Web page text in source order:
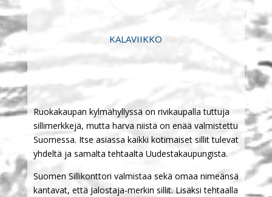
KALAVIIKKO
Ruokakaupan kylmähyllyssä on rivikaupalla tuttuja
sillimerkkejä, mutta harva niistä on enää valmistettu
Suomessa. Itse asiassa kaikki kotimaiset sillit tulevat
yhdeltä ja samalta tehtaalta Uudestakaupungista.
Suomen Sillikonttori valmistaa sekä omaa nimeänsä
kantavat, että Jalostaja-merkin sillit. Lisäksi tehtaalla